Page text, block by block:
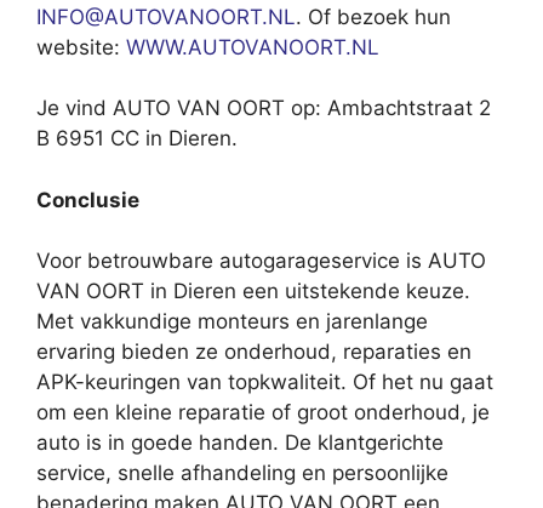
INFO@AUTOVANOORT.NL. Of bezoek hun
website: WWW.AUTOVANOORT.NL
Je vind AUTO VAN OORT op: Ambachtstraat 2
B 6951 CC in Dieren.
Conclusie
Voor betrouwbare autogarageservice is AUTO
VAN OORT in Dieren een uitstekende keuze.
Met vakkundige monteurs en jarenlange
ervaring bieden ze onderhoud, reparaties en
APK-keuringen van topkwaliteit. Of het nu gaat
om een kleine reparatie of groot onderhoud, je
auto is in goede handen. De klantgerichte
service, snelle afhandeling en persoonlijke